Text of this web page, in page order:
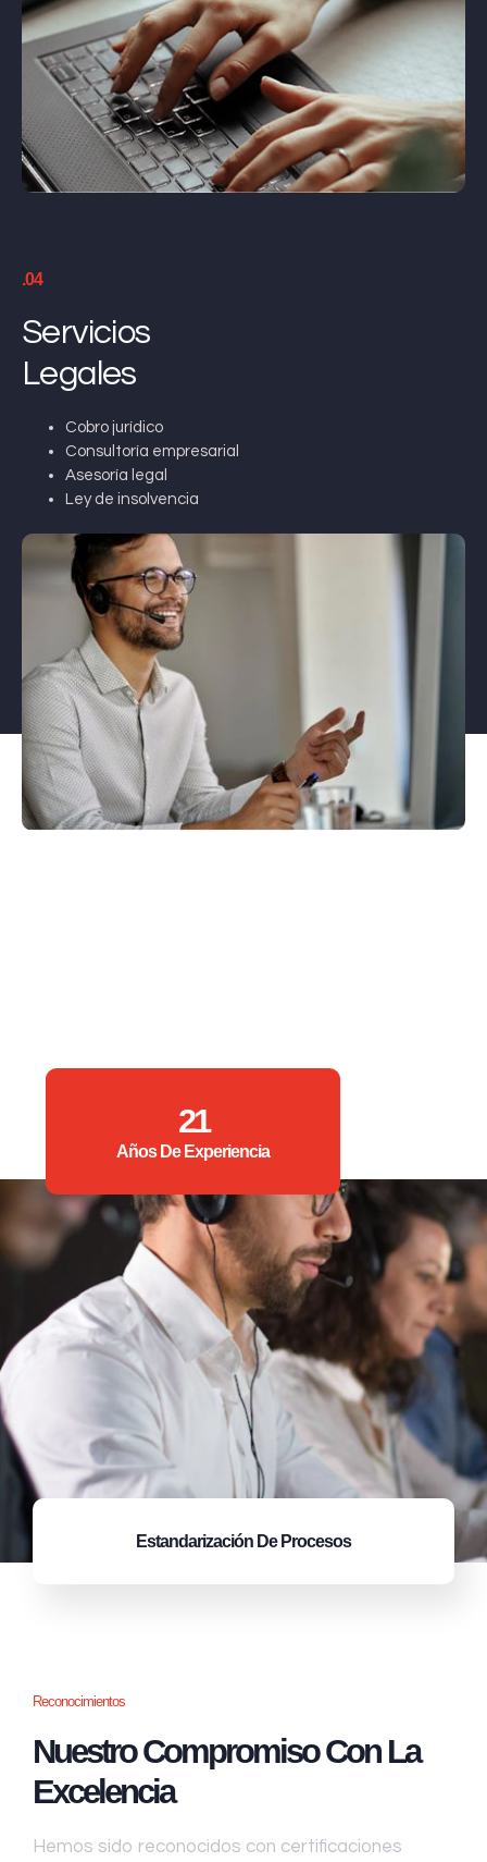
.04
Servicios
Legales
Cobro jurídico
Consultoría empresarial
Asesoría legal
Ley de insolvencia
21
Años De Experiencia
Estandarización De Procesos
Reconocimientos
Nuestro Compromiso Con La
Excelencia
Hemos sido reconocidos con certificaciones